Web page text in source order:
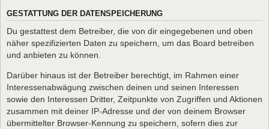
GESTATTUNG DER DATENSPEICHERUNG
Du gestattest dem Betreiber, die von dir eingegebenen und oben
näher spezifizierten Daten zu speichern, um das Board betreiben
und anbieten zu können.
Darüber hinaus ist der Betreiber berechtigt, im Rahmen einer
Interessenabwägung zwischen deinen und seinen Interessen
sowie den Interessen Dritter, Zeitpunkte von Zugriffen und Aktionen
zusammen mit deiner IP-Adresse und der von deinem Browser
übermittelter Browser-Kennung zu speichern, sofern dies zur